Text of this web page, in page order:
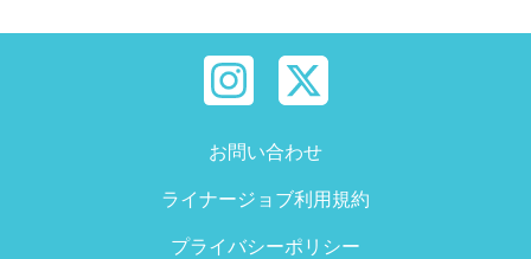
お問い合わせ
ライナージョブ利用規約
プライバシーポリシー